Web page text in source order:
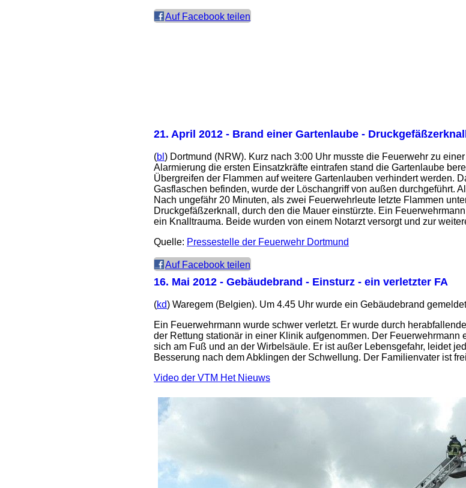
Auf Facebook teilen
21. April 2012 - Brand einer Gartenlaube -
(bl ) Dortmund (NRW). Kurz nach 3:00 Uhr musste die Feuerwehr zu
Alarmierung die ersten Einsatzkräfte eintrafen stand die Gartenlaube
Übergreifen der Flammen auf weitere Gartenlauben verhindert werden.
Gasflaschen befinden, wurde der Löschangriff von außen durchgeführt.
Nach ungefähr 20 Minuten, als zwei Feuerwehrleute letzte Flammen
Druckgefäßzerknall, durch den die Mauer einstürzte. Ein
ein Knalltrauma. Beide wurden von einem Notarzt versorgt und zur
Quelle: Pressestelle der Feuerwehr Dortmund
Auf Facebook teilen
16. Mai 2012 - Gebäudebrand - Einsturz - ein verletzter FA
(kd) Waregem (Belgien). Um 4.45 Uhr wurde ein Gebäudebrand
Ein Feuerwehrmann wurde schwer verletzt. Er wurde durch
der Rettung stationär in einer Klinik aufgenommen. Der
sich am Fuß und an der Wirbelsäule. Er ist außer Lebensgefahr, leidet
Besserung nach dem Abklingen der Schwellung. Der Familienvater ist
Video der VTM Het Nieuws